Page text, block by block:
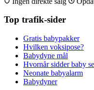
Top trafik-sider
Gratis babypakker
Hvilken voksipose?
Babydyne mål
Hvornår sidder baby
Neonate babyalarm
Babydyner